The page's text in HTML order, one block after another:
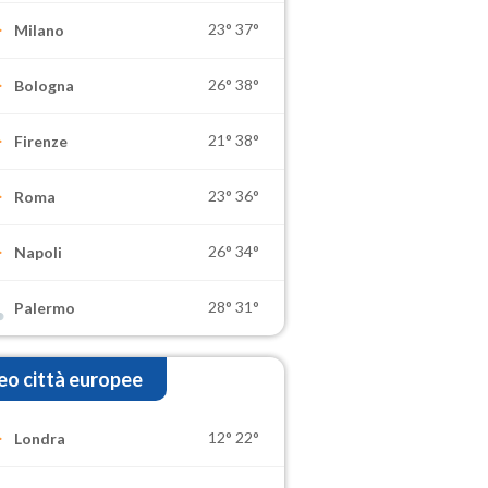
Milano 23° 37°
Bologna 26° 38°
Firenze 21° 38°
Roma 23° 36°
Napoli 26° 34°
Palermo 28° 31°
città europee
Londra 12° 22°